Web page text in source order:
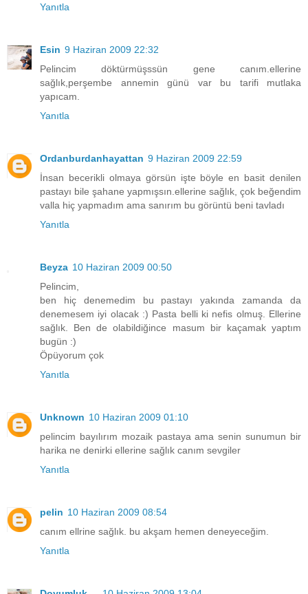
Yanıtla
Esin 9 Haziran 2009 22:32
Pelincim döktürmüşssün gene canım.ellerine
sağlık,perşembe annemin günü var bu tarifi mutlaka
yapıcam.
Yanıtla
Ordanburdanhayattan 9 Haziran 2009 22:59
İnsan becerikli olmaya görsün işte böyle en basit denilen
pastayı bile şahane yapmışsın.ellerine sağlık, çok beğendim
valla hiç yapmadım ama sanırım bu görüntü beni tavladı
Yanıtla
Beyza 10 Haziran 2009 00:50
Pelincim,
ben hiç denemedim bu pastayı yakında zamanda da
denemesem iyi olacak :) Pasta belli ki nefis olmuş. Ellerine
sağlık. Ben de olabildiğince masum bir kaçamak yaptım
bugün :)
Öpüyorum çok
Yanıtla
Unknown 10 Haziran 2009 01:10
pelincim bayılırım mozaik pastaya ama senin sunumun bir
harika ne denirki ellerine sağlık canım sevgiler
Yanıtla
pelin 10 Haziran 2009 08:54
canım ellrine sağlık. bu akşam hemen deneyeceğim.
Yanıtla